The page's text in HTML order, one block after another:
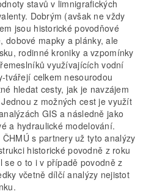
stavů v limnigrafických
Dobrým (avšak ne vždy
jsou historické povodňové
dobové mapky a plánky, ale
rodinné kroniky a vzpomínky
využívajících vodní
tvářejí celkem nesourodou
hledat cesty, jak je navzájem
z možných cest je využít
GIS a následně jako
a hydraulické modelování.
s partnery už tyto analýzy
historické povodně z roku
se o to i v případě povodně z
včetně dílčí analýzy nejistot